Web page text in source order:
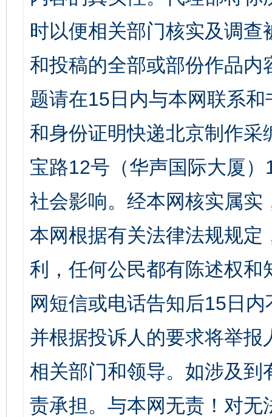
时以便相关部门核实及调
和投稿的全部或部份作品
题请在15日内与本网联系
和身份证明快递北京制作
宝路12号（华声国际大厦
社会影响。经本网核实属
本网根据有关法律法规规
利，任何公民都有陈述权
网短信或电话告知后15日
并根据投诉人的要求将举
相关部门和领导。如涉及
责承担。与本网无责！对